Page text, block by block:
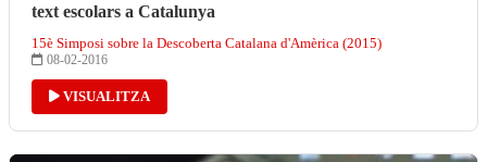
text escolars a Catalunya
15è Simposi sobre la Descoberta Catalana d'Amèrica (2015)
08-02-2016
VISUALITZA